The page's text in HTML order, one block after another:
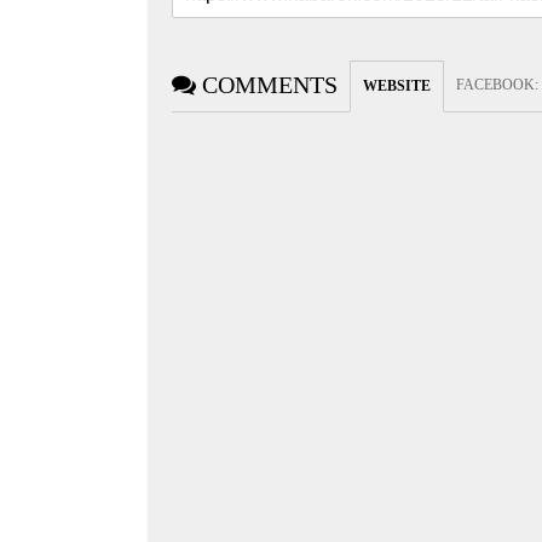
COMMENTS WEBSITE FACEBOOK: